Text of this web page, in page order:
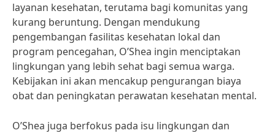
layanan kesehatan, terutama bagi komunitas yang
kurang beruntung. Dengan mendukung
pengembangan fasilitas kesehatan lokal dan
program pencegahan, O’Shea ingin menciptakan
lingkungan yang lebih sehat bagi semua warga.
Kebijakan ini akan mencakup pengurangan biaya
obat dan peningkatan perawatan kesehatan mental.
O’Shea juga berfokus pada isu lingkungan dan